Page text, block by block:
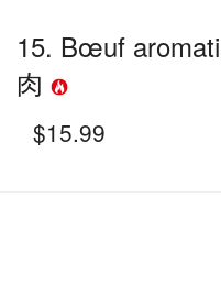
15. Bœuf
肉
$15.99